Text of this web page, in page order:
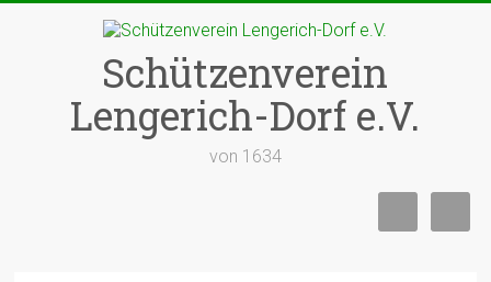
Schützenverein
Lengerich-Dorf e.V.
von 1634